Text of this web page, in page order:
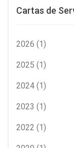
Cartas de
2026 (1)
2025 (1)
2024 (1)
2023 (1)
2022 (1)